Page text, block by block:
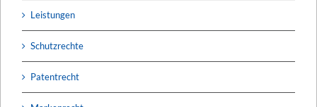
Leistungen
Schutzrechte
Patentrecht